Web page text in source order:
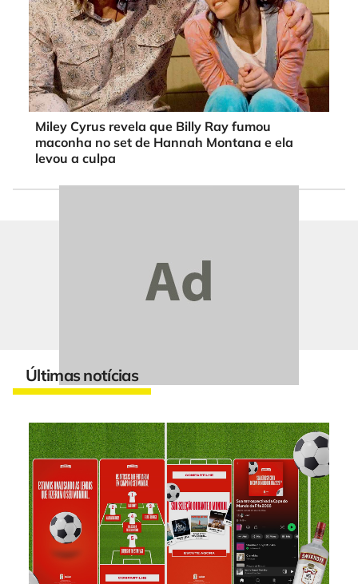
Miley Cyrus revela que Billy Ray fumou
maconha no set de Hannah Montana e ela
levou a culpa
Últimas notícias